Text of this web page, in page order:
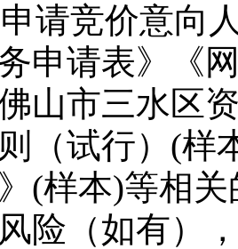
申请竞价意向
申请表》《
山市三水区
（试行） (样
(样本)等相
险（如有）